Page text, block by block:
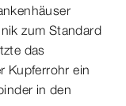
zum Standard
das
Kupferrohr ein
in den